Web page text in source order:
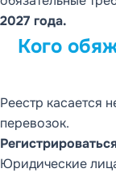
2027 года.
Кого
Реестр касается
перевозок.
Юридические